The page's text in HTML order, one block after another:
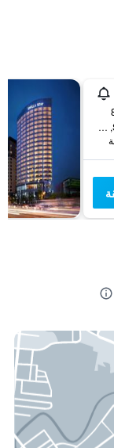
282, Samsan-ro, Nam-gu, أولسان, كوريا الجنوبية